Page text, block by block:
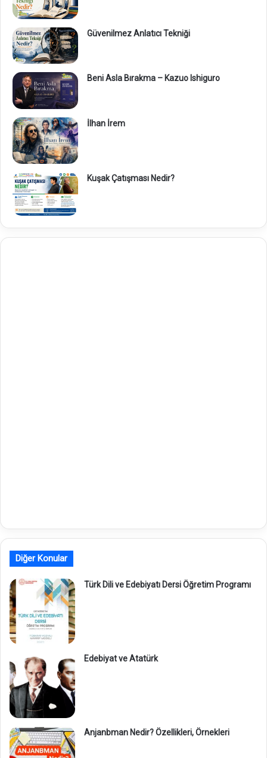
Güvenilmez Anlatıcı Tekniği
Beni Asla Bırakma – Kazuo Ishiguro
İlhan İrem
Kuşak Çatışması Nedir?
Diğer Konular
Türk Dili ve Edebiyatı Dersi Öğretim Programı
Edebiyat ve Atatürk
Anjanbman Nedir? Özellikleri, Örnekleri